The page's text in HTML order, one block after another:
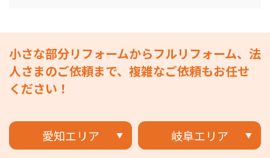
小さな部分リフォームからフルリフォーム、法
人さまのご依頼まで、複雑なご依頼もお任せ
ください！
愛知エリア 岐阜エリア